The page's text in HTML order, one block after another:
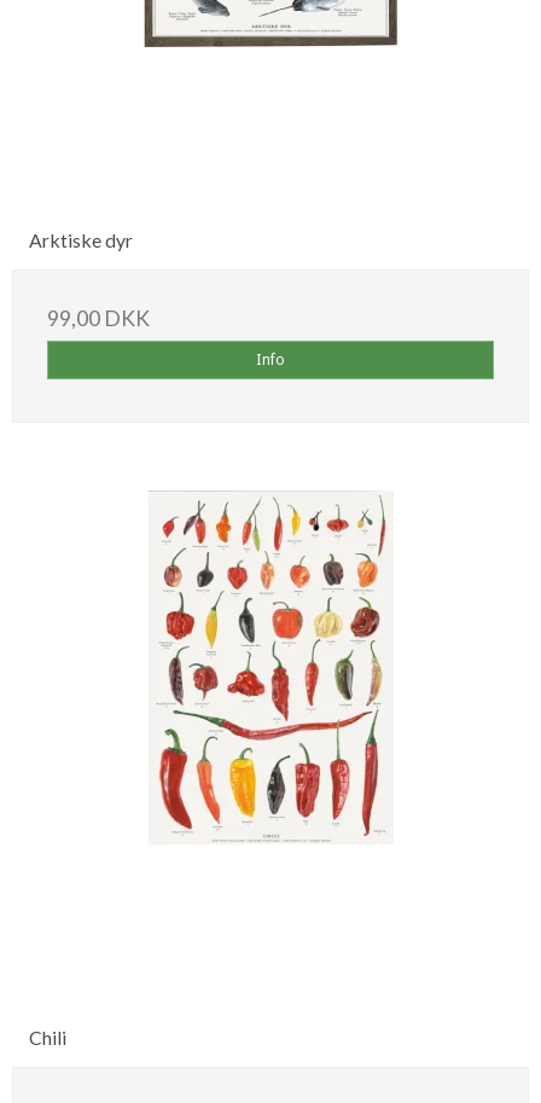
Arktiske dyr
99,00 DKK
Info
Chili